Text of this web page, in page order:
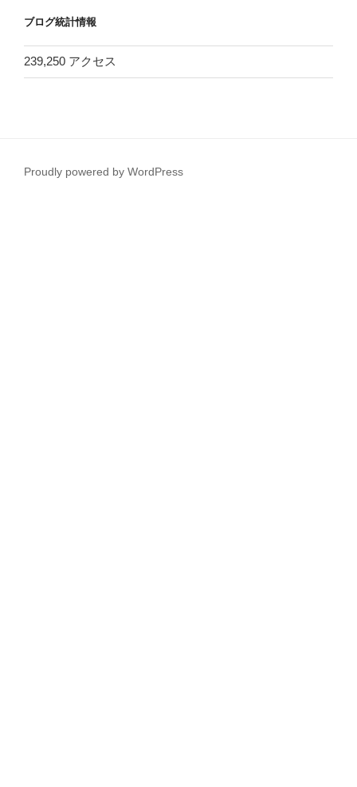
ブ
ブログ統計情報
239,250 アクセス
Proudly powered by WordPress